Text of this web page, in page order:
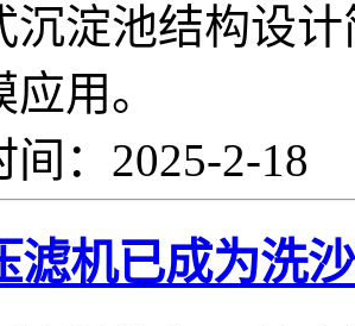
沉淀池结构设
用。
间：2025-2-18
滤机已成为洗